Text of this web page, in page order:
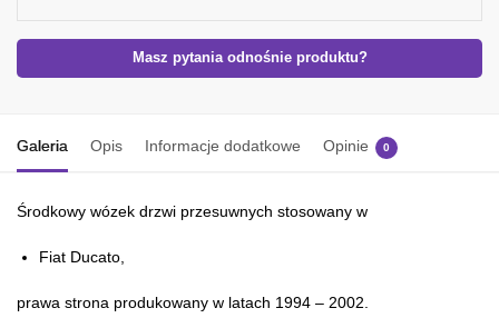
Masz pytania odnośnie produktu?
Galeria Opis Informacje dodatkowe Opinie 0
Środkowy wózek drzwi przesuwnych stosowany w
Fiat Ducato,
prawa strona produkowany w latach 1994 – 2002.